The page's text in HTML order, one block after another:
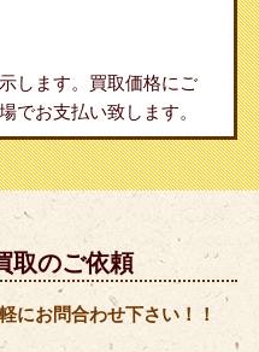
します。買取価格にご
でお支払い致します。
取のご依頼
にお問合わせ下さい！！